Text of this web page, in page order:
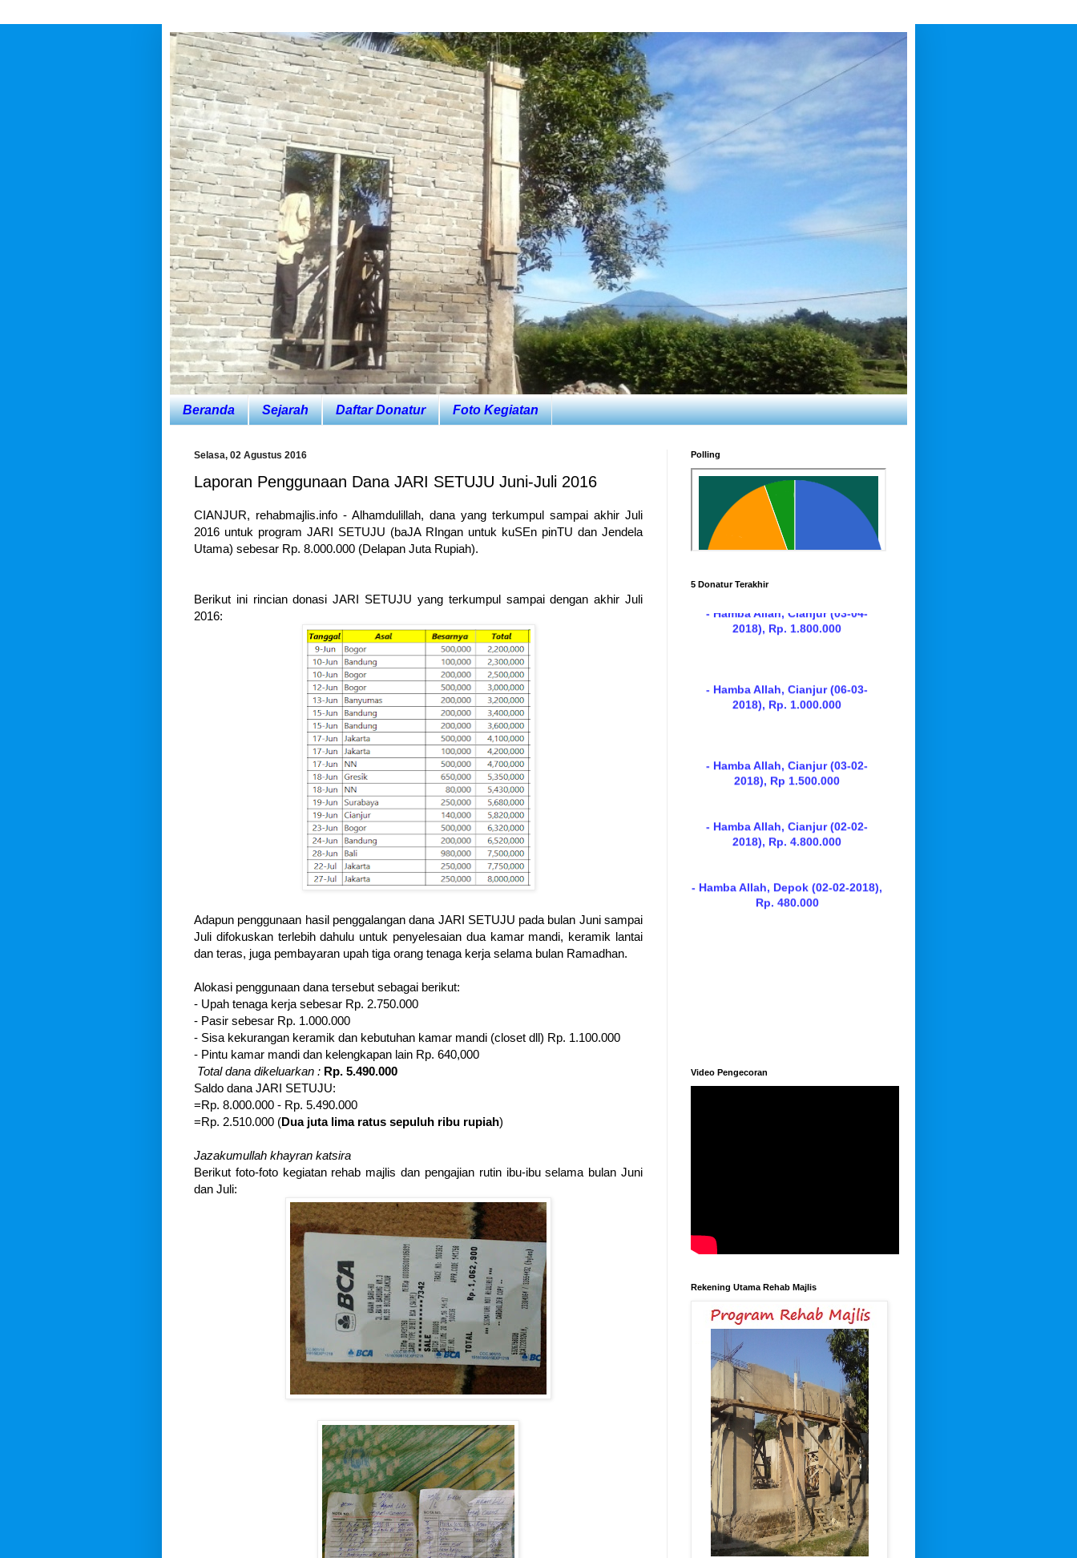
Beranda Sejarah Daftar Donatur Foto Kegiatan
Selasa, 02 Agustus 2016
Laporan Penggunaan Dana JARI SETUJU Juni-Juli 2016
CIANJUR, rehabmajlis.info - Alhamdulillah, dana yang terkumpul sampai akhir Juli
2016 untuk program JARI SETUJU (baJA RIngan untuk kuSEn pinTU dan Jendela
Utama) sebesar Rp. 8.000.000 (Delapan Juta Rupiah).
Berikut ini rincian donasi JARI SETUJU yang terkumpul sampai dengan akhir Juli
2016:
Adapun penggunaan hasil penggalangan dana JARI SETUJU pada bulan Juni sampai
Juli difokuskan terlebih dahulu untuk penyelesaian dua kamar mandi, keramik lantai
dan teras, juga pembayaran upah tiga orang tenaga kerja selama bulan Ramadhan.
Alokasi penggunaan dana tersebut sebagai berikut:
- Upah tenaga kerja sebesar Rp. 2.750.000
- Pasir sebesar Rp. 1.000.000
- Sisa kekurangan keramik dan kebutuhan kamar mandi (closet dll) Rp. 1.100.000
- Pintu kamar mandi dan kelengkapan lain Rp. 640,000
Total dana dikeluarkan : Rp. 5.490.000
Saldo dana JARI SETUJU:
=Rp. 8.000.000 - Rp. 5.490.000
=Rp. 2.510.000 (Dua juta lima ratus sepuluh ribu rupiah)
Jazakumullah khayran katsira
Berikut foto-foto kegiatan rehab majlis dan pengajian rutin ibu-ibu selama bulan Juni
dan Juli:
Polling
5 Donatur Terakhir
- Hamba Allah, Cianjur (03-04-
- Hamba Allah, Cianjur (06-03-
2018), Rp. 1.000.000
- Hamba Allah, Cianjur (03-02-
2018), Rp 1.500.000
- Hamba Allah, Cianjur (02-02-
2018), Rp. 4.800.000
- Hamba Allah, Depok (02-02-2018),
Rp. 480.000
Video Pengecoran
Rekening Utama Rehab Majlis